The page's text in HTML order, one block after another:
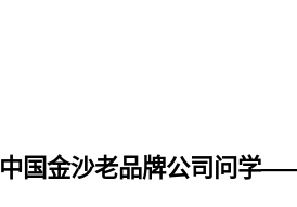
国金沙老品牌公司问学